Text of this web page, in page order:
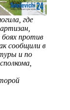
где
боях против
сообщили в
и по